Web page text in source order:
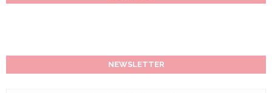
NEWSLETTER